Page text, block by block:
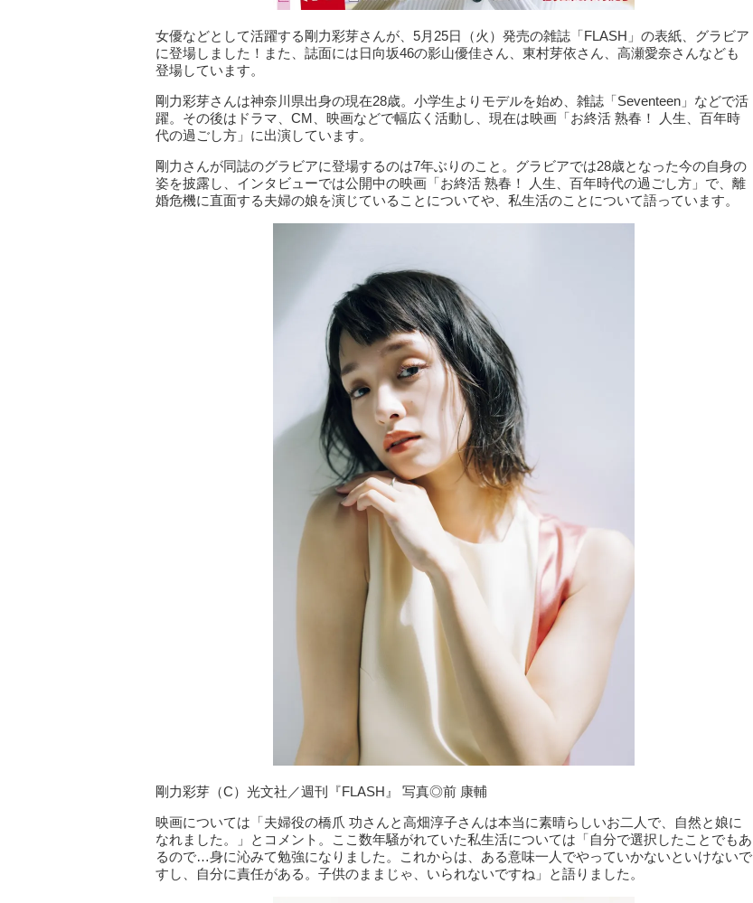
女優などとして活躍する剛力彩芽さんが、5月25日（火）発売の雑誌「FLASH」の表紙、グラビア
に登場しました！また、誌面には日向坂46の影山優佳さん、東村芽依さん、高瀬愛奈さんなども
登場しています。
剛力彩芽さんは神奈川県出身の現在28歳。小学生よりモデルを始め、雑誌「Seventeen」などで活
躍。その後はドラマ、CM、映画などで幅広く活動し、現在は映画「お終活 熟春！ 人生、百年時
代の過ごし方」に出演しています。
剛力さんが同誌のグラビアに登場するのは7年ぶりのこと。グラビアでは28歳となった今の自身の
姿を披露し、インタビューでは公開中の映画「お終活 熟春！ 人生、百年時代の過ごし方」で、離
婚危機に直面する夫婦の娘を演じていることについてや、私生活のことについて語っています。
剛力彩芽（C）光文社／週刊『FLASH』 写真◎前 康輔
映画については「夫婦役の橋爪 功さんと高畑淳子さんは本当に素晴らしいお二人で、自然と娘に
なれました。」とコメント。ここ数年騒がれていた私生活については「自分で選択したことでもあ
るので…身に沁みて勉強になりました。これからは、ある意味一人でやっていかないといけないで
すし、自分に責任がある。子供のままじゃ、いられないですね」と語りました。